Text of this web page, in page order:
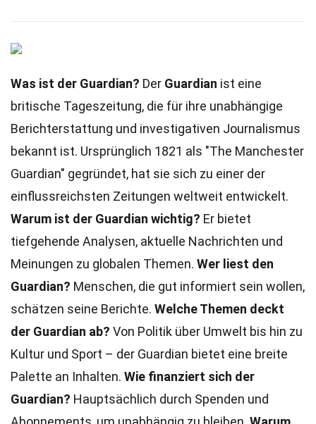
Was ist der Guardian? Der Guardian ist eine
britische Tageszeitung, die für ihre unabhängige
Berichterstattung und investigativen Journalismus
bekannt ist. Ursprünglich 1821 als "The Manchester
Guardian" gegründet, hat sie sich zu einer der
einflussreichsten Zeitungen weltweit entwickelt.
Warum ist der Guardian wichtig? Er bietet
tiefgehende Analysen, aktuelle Nachrichten und
Meinungen zu globalen Themen. Wer liest den
Guardian? Menschen, die gut informiert sein wollen,
schätzen seine Berichte. Welche Themen deckt
der Guardian ab? Von Politik über Umwelt bis hin zu
Kultur und Sport – der Guardian bietet eine breite
Palette an Inhalten. Wie finanziert sich der
Guardian? Hauptsächlich durch Spenden und